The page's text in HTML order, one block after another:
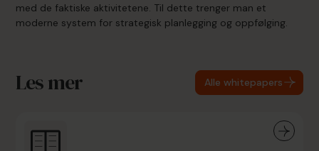
med de faktiske aktivitetene. Til dette trenger man et
moderne system for strategisk planlegging og oppfølging.
Les mer Alle whitepapers